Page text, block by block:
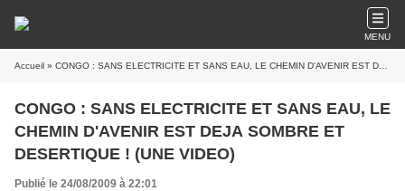
MENU
Accueil » CONGO : SANS ELECTRICITE ET SANS EAU, LE CHEMIN D'AVENIR EST DEJA SOMBRE ET DESERTIQUE ! (UNE VIDEO)
CONGO : SANS ELECTRICITE ET SANS EAU, LE
CHEMIN D'AVENIR EST DEJA SOMBRE ET
DESERTIQUE ! (UNE VIDEO)
Publié le 24/08/2009 à 22:01